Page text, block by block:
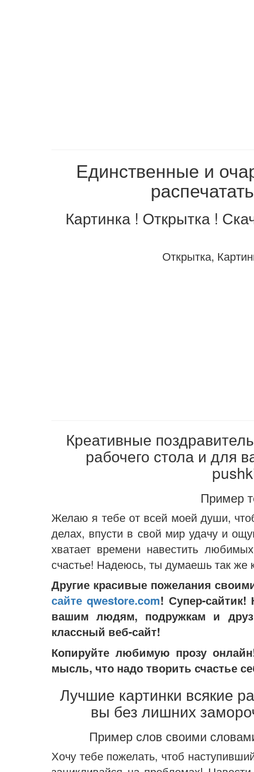
Единственные и
Картинка ! Открытка !
Открытка,
Креативные
рабочего стола и для
Пример
Желаю я тебе от всей моей души,
делах, впусти в свой мир удачу и
хватает времени навестить
счастье! Надеюсь, ты думаешь так же
Другие красивые пожелания
сайте qwestore.com! Супер-
вашим людям, подружкам и
классный веб-сайт!
Копируйте любимую прозу
мысль, что надо творить счастье
Лучшие картинки всякие
вы без лишних
Пример слов своими
Хочу тебе пожелать, чтоб